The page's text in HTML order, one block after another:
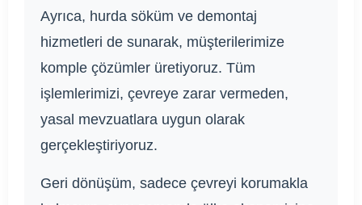
Ayrıca, hurda söküm ve demontaj
hizmetleri de sunarak, müşterilerimize
komple çözümler üretiyoruz. Tüm
işlemlerimizi, çevreye zarar vermeden,
yasal mevzuatlara uygun olarak
gerçekleştiriyoruz.
Geri dönüşüm, sadece çevreyi korumakla